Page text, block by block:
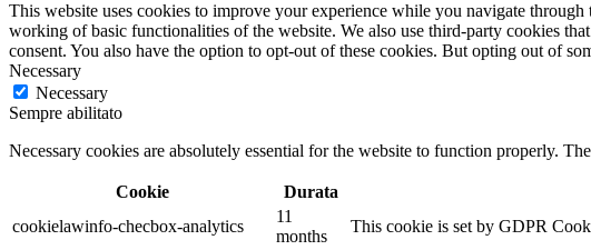
This website uses cookies to improve your experience while you navigate
working of basic functionalities of the website. We also use third-party cookies
consent. You also have the option to opt-out of these cookies. But opting out of
Necessary
Necessary
Sempre abilitato
Necessary cookies are absolutely essential for the website to function properly.
Cookie Durata
cookielawinfo-checbox-analytics
11
months
This cookie is set by GDPR